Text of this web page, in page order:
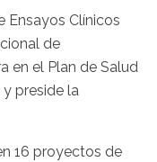
Ensayos Clínicos
de
en el Plan de Salud
preside la
16 proyectos de